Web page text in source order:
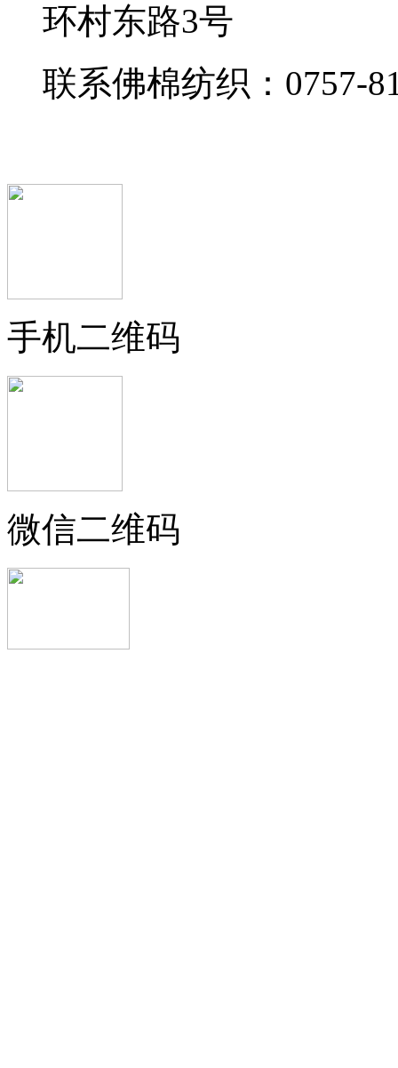
环村东路3号
联系佛棉纺织：0757-
手机二维码
微信二维码